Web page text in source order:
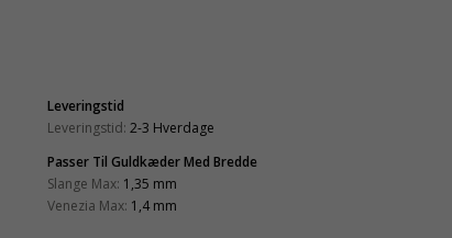
Leveringstid
Leveringstid: 2-3 Hverdage
Passer Til Guldkæder Med Bredde
Slange Max: 1,35 mm
Venezia Max: 1,4 mm